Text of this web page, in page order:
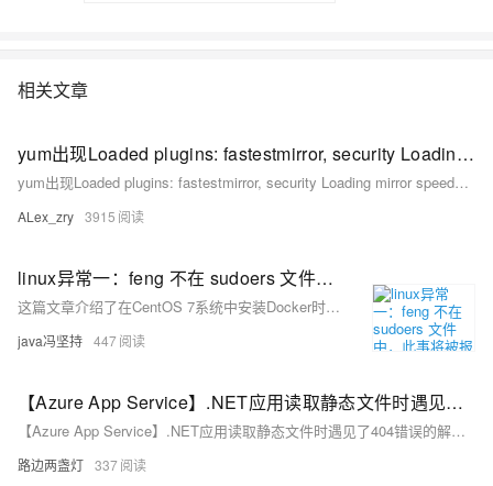
相关文章
yum出现Loaded plugins: fastestmirror, security Loading mirror speeds from cached hostfile解决方法
yum出现Loaded plugins: fastestmirror, security Loading mirror speeds from cached hostfile解决方法
ALex_zry 3915
linux异常一：feng 不在 sudoers 文件中，此事将被报告。yum提示Another app is currently holding the yum lock； waiting for
这篇文章介绍了在CentOS 7系统中安装Docker时遇到的两个常见问题及其解决方法：用户不在sudoers文件中导致权限不足，以及yum被锁定的问题。
java冯坚持 447
【Azure App Service】.NET应用读取静态文件时遇见了404错误的解决方法
【Azure App Service】.NET应用读取静态文件时遇见了404错误的解决方法
路边两盏灯 337